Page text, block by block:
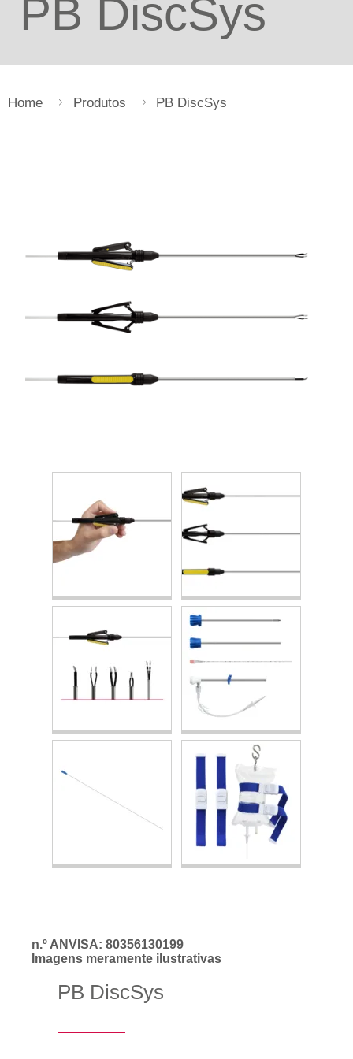
PB DiscSys
Home Produtos PB DiscSys
n.º ANVISA: 80356130199
Imagens meramente ilustrativas
PB DiscSys